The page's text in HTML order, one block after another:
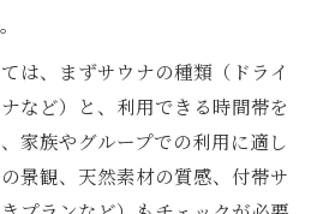
らぎで味わう深いリラックス
ィラで体験する非日常の癒し
は、まずサウナの種類（ドライ
など）と、利用できる時間帯を
家族やグループでの利用に適し
景観、天然素材の質感、付帯サ